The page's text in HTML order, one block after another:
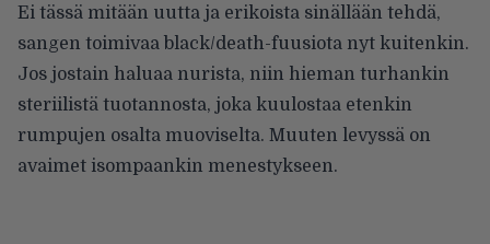
Ei tässä mitään uutta ja erikoista sinällään tehdä,
sangen toimivaa black/death-fuusiota nyt kuitenkin.
Jos jostain haluaa nurista, niin hieman turhankin
steriilistä tuotannosta, joka kuulostaa etenkin
rumpujen osalta muoviselta. Muuten levyssä on
avaimet isompaankin menestykseen.